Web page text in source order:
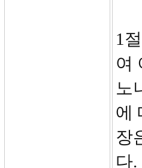
1
여
노
에
장
다